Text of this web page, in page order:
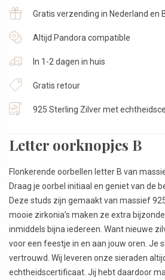
met
zirkonia
|
Sterling
Zilver
aantal
Gratis verzending in Nederland en
Altijd Pandora compatible
In 1-2 dagen in huis
Gratis retour
925 Sterling Zilver met
Letter oorknopjes B
Flonkerende oorbellen letter B van
Draag je oorbel initiaal en geniet van de
Deze studs zijn gemaakt van massief
mooie zirkonia’s maken ze extra
inmiddels bijna iedereen. Want nieuwe
voor een feestje in en aan jouw oren. Je
vertrouwd. Wij leveren onze sieraden
echtheidscertificaat. Jij hebt daardoor